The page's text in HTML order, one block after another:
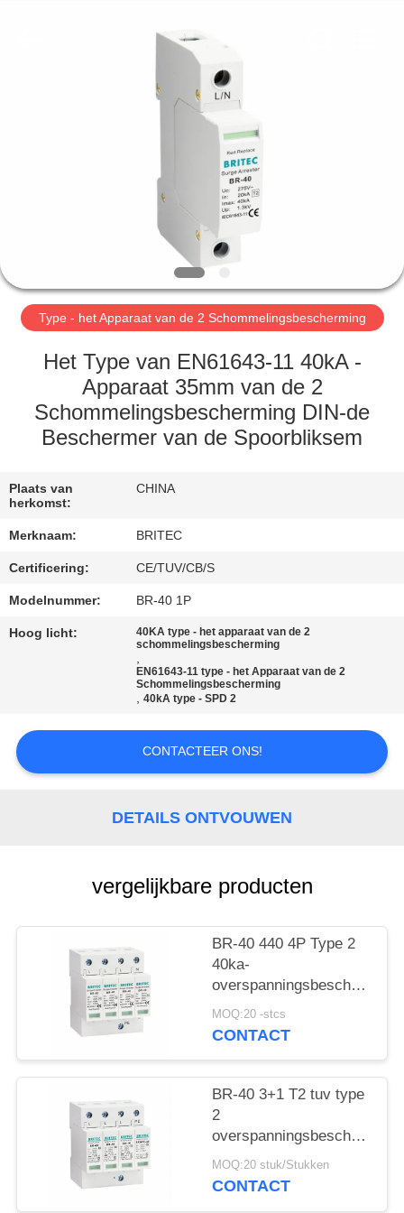
FABRIEKSREIS
KWALITEITSCONTROLE
CONTACTEER
ONS
NIEUWS
GEVALLEN
VR
SITEMAP
PRIVACYBELEID
Type - het Apparaat van de 2 Schommelingsbescherming
Het Type van EN61643-11 40kA -
Apparaat 35mm van de 2
Schommelingsbescherming DIN-de
Beschermer van de Spoorbliksem
Plaats van
herkomst:
CHINA
Merknaam: BRITEC
Certificering: CE/TUV/CB/S
Modelnummer: BR-40 1P
Hoog licht:
40KA type - het apparaat van de 2
schommelingsbescherming
,
EN61643-11 type - het Apparaat van de 2
Schommelingsbescherming
,40kA type - SPD 2
CONTACTEER ONS!
DETAILS ONTVOUWEN
vergelijkbare producten
BR-40 440 4P Type 2
40ka-
SPD T2 Power
Protection arrester
overspanningen 440V
Overspanningsbeschermer
spd Type 2
MOQ:20 -stcs
CONTACT
BR-40 3+1 T2 tuv type
2
Overspanningsarrestor
bliksemarrestor
MOQ:20 stuk/Stukken
CONTACT